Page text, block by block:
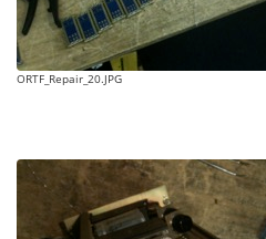
ORTF_Repair_20.JPG